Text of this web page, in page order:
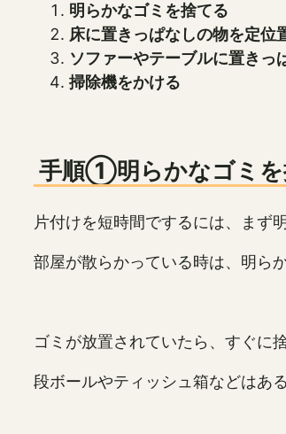
明らかなゴミを捨てる
床に置きっぱなしの物を定位
ソファーやテーブルに置きっ
掃除機をかける
手順①明らかなゴミを
片付けを短時間でするには、まず
部屋が散らかっている時は、明ら
ゴミが放置されていたら、すぐに
段ボールやティッシュ箱などはあ